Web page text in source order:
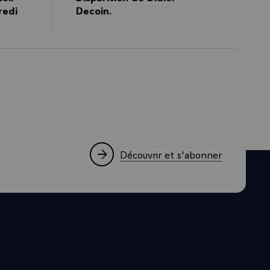
grâce à
coopération
Decoin.
Découvrir et s'abonner